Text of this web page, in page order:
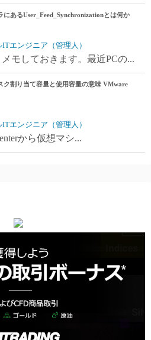
にあるUser_Feed_Synchronizationとは何か
エンジニア（管理人）
モしておきます。最近PCの...
ク割り当て容量と使用容量の意味 VMware
エンジニア（管理人）
から仮想マシ...